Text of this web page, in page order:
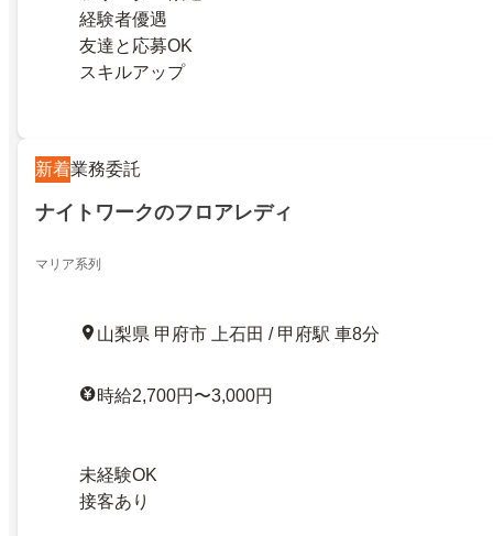
経験者優遇
友達と応募OK
スキルアップ
新着業務委託
ナイトワークのフロアレディ
マリア系列
山梨県 甲府市 上石田 / 甲府駅 車8分
時給2,700円〜3,000円
未経験OK
接客あり